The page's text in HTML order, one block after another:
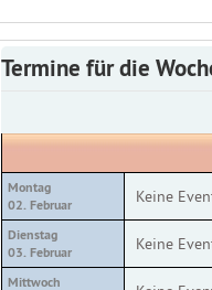
Termine für die
Montag
02. Februar
Keine
Dienstag
03. Februar
Keine
Mittwoch